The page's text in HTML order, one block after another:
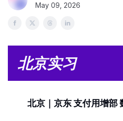
May 09, 2026
北京实习
北京｜京东 支付用增部